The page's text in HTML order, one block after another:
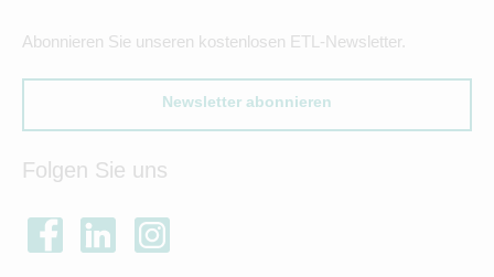
Abonnieren Sie unseren kostenlosen ETL-Newsletter.
Newsletter abonnieren
Folgen Sie uns